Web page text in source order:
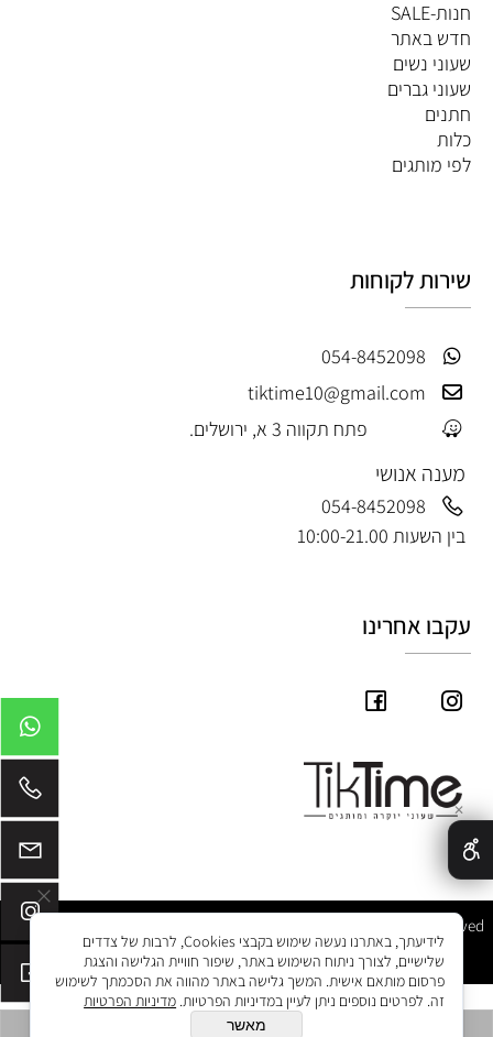
חנות-SALE
חדש באתר
שעוני נשים
שעוני גברים
חתנים
כלות
לפי מותגים
שירות לקוחות
054-8452098
tiktime10@gmail.com
פתח תקווה 3 א, ירושלים.
מענה אנושי
054-8452098
בין השעות 10:00-21.00
עקבו אחרינו
Tik Time © 2025 All Rights Reserved
✕
לידיעתך, באתרנו נעשה שימוש בקבצי Cookies, לרבות של צדדים
שלישיים, לצורך ניתוח השימוש באתר, שיפור חוויית הגלישה והצגת
פרסום מותאם אישית. המשך גלישה באתר מהווה את הסכמתך לשימוש
זה. לפרטים נוספים ניתן לעיין במדיניות הפרטיות. מדיניות הפרטיות
מאשר